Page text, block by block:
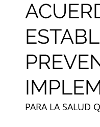
PARA LA SALUD